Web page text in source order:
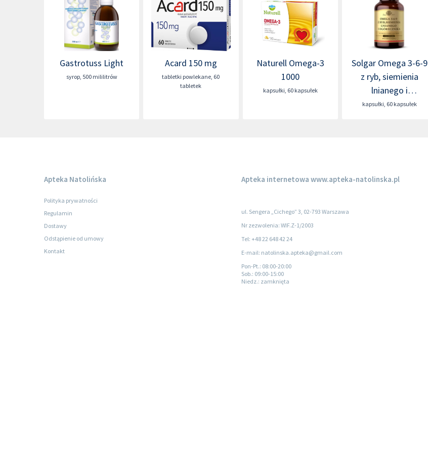
Gastrotuss Light
syrop, 500 mililitrów
Acard 150 mg
tabletki powlekane, 60
tabletek
Naturell Omega-3
1000
kapsułki, 60 kapsułek
Solgar Omega 3-6-9
z ryb, siemienia
lnianego i
ogórecznika
kapsułki, 60 kapsułek
Apteka Natolińska
Polityka prywatności
Regulamin
Dostawy
Odstąpienie od umowy
Kontakt
Apteka internetowa www.apteka-natolinska.pl
ul. Sengera „Cichego” 3, 02-793 Warszawa
Nr zezwolenia: WIF.Z-1/2003
Tel: +48 22 648 42 24
E-mail: natolinska.apteka@gmail.com
Pon-Pt.: 08:00-20:00
Sob.: 09:00-15:00
Niedz.: zamknięta